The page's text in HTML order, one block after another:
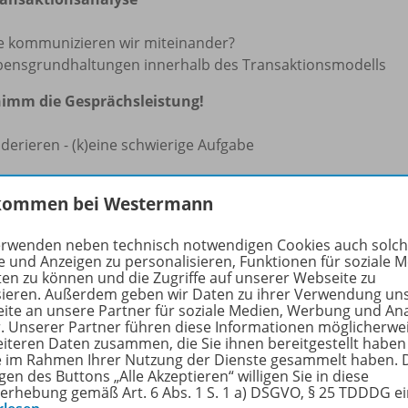
kommunizieren wir miteinander?
innerhalb des Transaktionsmodells
die Gesprächsleistung!
- (k)eine schwierige Aufgabe
ist nicht drin. Sorry, Greg!"
Sie mehr über die Reihe
bei Westermann
neben technisch notwendigen Cookies auch
und Anzeigen zu personalisieren, Funktionen für soziale
zu können und die Zugriffe auf unserer Webseite zu
Außerdem geben wir Daten zu ihrer Verwendung
an unsere Partner für soziale Medien, Werbung und
Unserer Partner führen diese Informationen
Daten zusammen, die Sie ihnen bereitgestellt
im Rahmen Ihrer Nutzung der Dienste gesammelt haben.
des Buttons „Alle Akzeptieren“ willigen Sie in diese
gemäß Art. 6 Abs. 1 S. 1 a) DSGVO, § 25 TDDDG